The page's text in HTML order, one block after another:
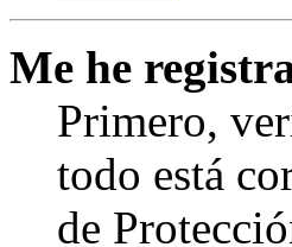
Me he
Primero,
todo está
de